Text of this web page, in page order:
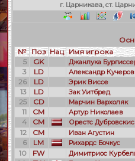
г. Царникава, ст.
№ Поз Нац Имя игрока
5
GK Джанлука
3
LD Александр Кучеров
26
LD Эрик Виссе
13
LD Зак Уитбред
25
CD Марчин Вархоляк
11
CM Артур Николаев
4
CM Орестс Дубровскис
12
CM Иван Агустин
6
LM Рихардс Бочкус
10
FW Димитриос